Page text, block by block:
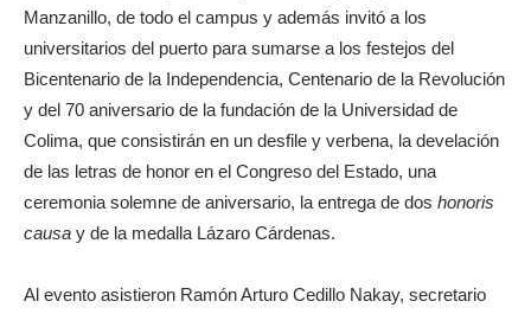
Manzanillo, de todo el campus y además invitó a los
universitarios del puerto para sumarse a los festejos del
Bicentenario de la Independencia, Centenario de la Revolución
y del 70 aniversario de la fundación de la Universidad de
Colima, que consistirán en un desfile y verbena, la develación
de las letras de honor en el Congreso del Estado, una
ceremonia solemne de aniversario, la entrega de dos honoris
causa y de la medalla Lázaro Cárdenas.
Al evento asistieron Ramón Arturo Cedillo Nakay, secretario